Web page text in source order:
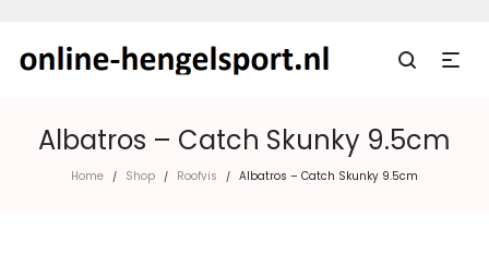
Albatros – Catch Skunky 9.5cm
Home / Shop / Roofvis / Albatros – Catch Skunky 9.5cm